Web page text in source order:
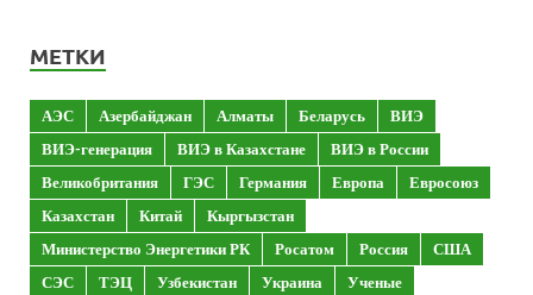
МЕТКИ
АЭС Азербайджан Алматы Беларусь
ВИЭ
ВИЭ-генерация
ВИЭ в Казахстане
ВИЭ в России
Великобритания
ГЭС Германия Европа
Евросоюз
Казахстан
Китай
Кыргызстан
Министерство Энергетики РК
Росатом Россия
США
СЭС
ТЭЦ Узбекистан Украина
Ученые